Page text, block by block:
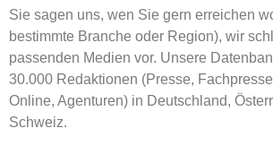
Sie sagen uns, wen Sie gern erreichen
bestimmte Branche oder Region), wir
passenden Medien vor. Unsere
30.000 Redaktionen (Presse,
Online, Agenturen) in Deutschland,
Schweiz.